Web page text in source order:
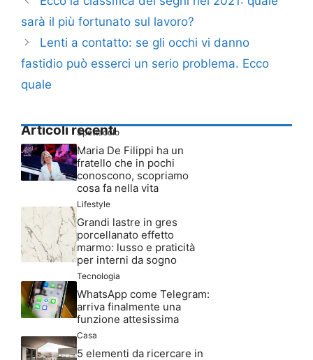
sarà il più fortunato sul lavoro?
Lenti a contatto: se gli occhi vi danno
fastidio può esserci un serio problema. Ecco
quale
Articoli recenti
Spettacolo
Maria De Filippi ha un
fratello che in pochi
conoscono, scopriamo
cosa fa nella vita
Lifestyle
Grandi lastre in gres
porcellanato effetto
marmo: lusso e praticità
per interni da sogno
Tecnologia
WhatsApp come Telegram:
arriva finalmente una
funzione attesissima
Casa
5 elementi da ricercare in